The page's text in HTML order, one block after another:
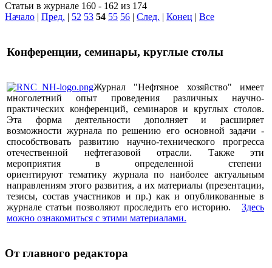
Статьи в журнале 160 - 162 из 174
Начало | Пред. | 52 53 54 55 56 | След. | Конец | Все
Конференции, семинары, круглые столы
Журнал "Нефтяное хозяйство" имеет
многолетний опыт проведения различных научно-
практических конференций, семинаров и круглых столов.
Эта форма деятельности дополняет и расширяет
возможности журнала по решению его основной задачи -
способствовать развитию научно-технического прогресса
отечественной нефтегазовой отрасли. Также эти
мероприятия в определенной степени
ориентируют тематику журнала по наиболее актуальным
направлениям этого развития, а их материалы (презентации,
тезисы, состав участников и пр.) как и опубликованные в
журнале статьи позволяют проследить его историю. Здесь
можно ознакомиться с этими материалами.
От главного редактора